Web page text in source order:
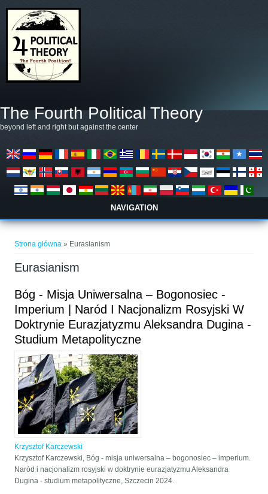
The Fourth Political Theory
beyond left and right but against the center
NAVIGATION
Strona główna » Eurasianism
Eurasianism
Bóg - Misja Uniwersalna – Bogonosiec -
Imperium | Naród I Nacjonalizm Rosyjski W
Doktrynie Eurazjatyzmu Aleksandra Dugina -
Studium Metapolityczne
Krzysztof Karczewski
Krzysztof Karczewski, Bóg - misja uniwersalna – bogonosiec – imperium.
Naród i nacjonalizm rosyjski w doktrynie eurazjatyzmu Aleksandra
Dugina - studium metapolityczne, Szczecin 2024.